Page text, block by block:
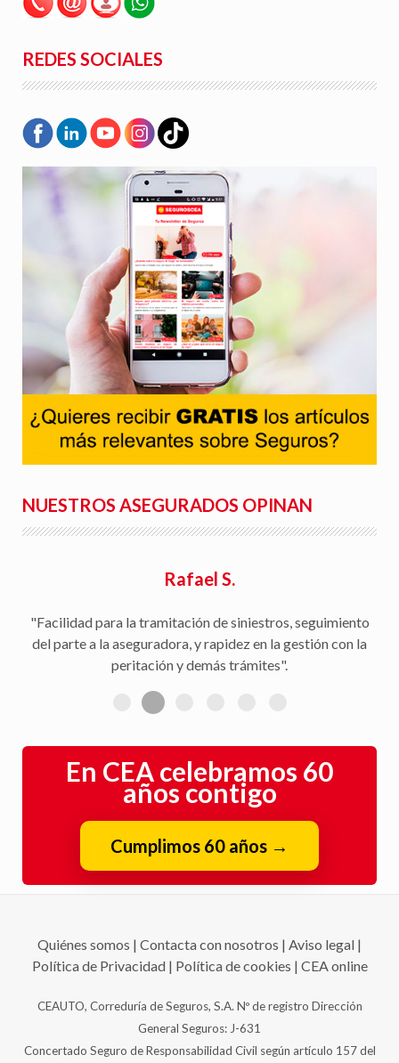
REDES SOCIALES
NUESTROS ASEGURADOS OPINAN
Rafael S.
"Facilidad para la tramitación de siniestros, seguimiento
del parte a la aseguradora, y rapidez en la gestión con la
peritación y demás trámites".
En CEA celebramos 60
años contigo
Cumplimos 60 años →
Quiénes somos | Contacta con nosotros | Aviso legal |
Política de Privacidad| Política de cookies | CEA online
CEAUTO, Correduría de Seguros, S.A. Nº de registro Dirección
General Seguros: J-631
Concertado Seguro de Responsabilidad Civil según artículo 157 del